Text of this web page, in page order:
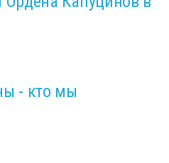
- кто мы